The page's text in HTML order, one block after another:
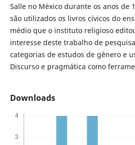
Salle no México durante os anos de
são utilizados os livros cívicos do
médio que o instituto religioso
interesse deste trabalho de
categorias de estudos de gênero e
Discurso e pragmática como
Downloads